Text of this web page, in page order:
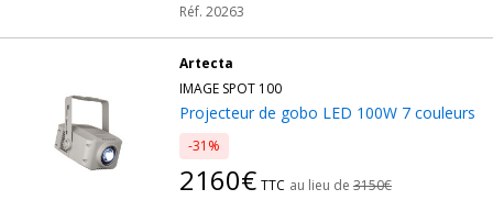
Réf. 20263
Artecta
IMAGE SPOT 100
Projecteur de gobo LED 100W 7 couleurs
-31%
2160€ TTC au lieu de 3150€